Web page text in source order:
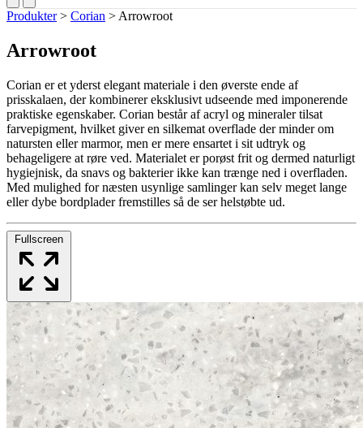
Produkter > Corian > Arrowroot
Arrowroot
Corian er et yderst elegant materiale i den øverste ende af
prisskalaen, der kombinerer eksklusivt udseende med imponerende
praktiske egenskaber. Corian består af acryl og mineraler tilsat
farvepigment, hvilket giver en silkemat overflade der minder om
natursten eller marmor, men er mere ensartet i sit udtryk og
behageligere at røre ved. Materialet er porøst frit og dermed naturligt
hygiejnisk, da snavs og bakterier ikke kan trænge ned i overfladen.
Med mulighed for næsten usynlige samlinger kan selv meget lange
eller dybe bordplader fremstilles så de ser helstøbte ud.
Fullscreen